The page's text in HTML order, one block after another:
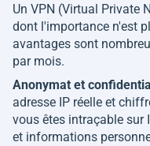
Un VPN (Virtual Private
dont l'importance n'est
avantages sont
par mois.
Anonymat et
adresse IP réelle et
vous êtes intraçable sur
et informations